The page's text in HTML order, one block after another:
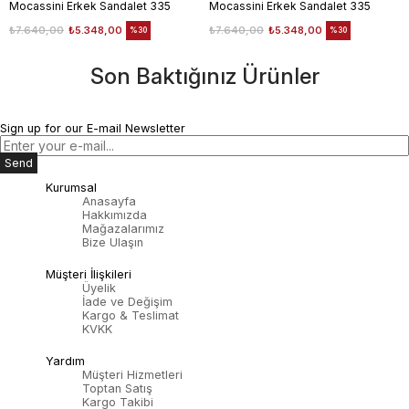
Mocassini Erkek Sandalet 335
₺5.348,00
₺7.640,00 %30
Mocassini Erkek Sandalet 335
₺5.348,00
₺7.640,00 %30
Son Baktığınız Ürünler
Sign up for our E-mail Newsletter
Send
Kurumsal
Anasayfa
Hakkımızda
Mağazalarımız
Bize Ulaşın
Müşteri İlişkileri
Üyelik
İade ve Değişim
Kargo & Teslimat
KVKK
Yardım
Müşteri Hizmetleri
Toptan Satış
Kargo Takibi